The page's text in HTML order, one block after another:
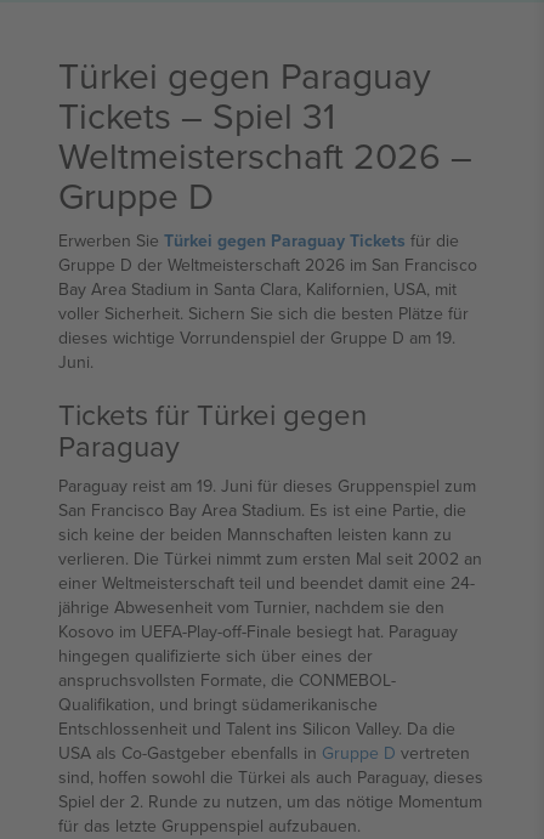
Türkei gegen Paraguay
Tickets – Spiel 31
Weltmeisterschaft 2026 –
Gruppe D
Erwerben Sie Türkei gegen Paraguay Tickets für die
Gruppe D der Weltmeisterschaft 2026 im San Francisco
Bay Area Stadium in Santa Clara, Kalifornien, USA, mit
voller Sicherheit. Sichern Sie sich die besten Plätze für
dieses wichtige Vorrundenspiel der Gruppe D am 19.
Juni.
Tickets für Türkei gegen
Paraguay
Paraguay reist am 19. Juni für dieses Gruppenspiel zum
San Francisco Bay Area Stadium. Es ist eine Partie, die
sich keine der beiden Mannschaften leisten kann zu
verlieren. Die Türkei nimmt zum ersten Mal seit 2002 an
einer Weltmeisterschaft teil und beendet damit eine 24-
jährige Abwesenheit vom Turnier, nachdem sie den
Kosovo im UEFA-Play-off-Finale besiegt hat. Paraguay
hingegen qualifizierte sich über eines der
anspruchsvollsten Formate, die CONMEBOL-
Qualifikation, und bringt südamerikanische
Entschlossenheit und Talent ins Silicon Valley. Da die
USA als Co-Gastgeber ebenfalls in Gruppe D vertreten
sind, hoffen sowohl die Türkei als auch Paraguay, dieses
Spiel der 2. Runde zu nutzen, um das nötige Momentum
für das letzte Gruppenspiel aufzubauen.